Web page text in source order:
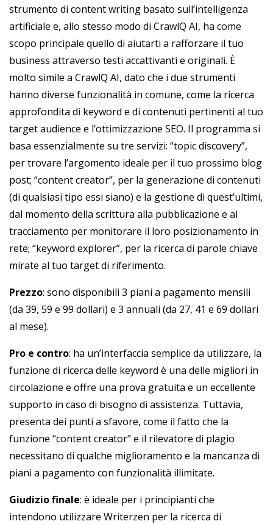
strumento di content writing basato sull’intelligenza
artificiale e, allo stesso modo di CrawlQ AI, ha come
scopo principale quello di aiutarti a rafforzare il tuo
business attraverso testi accattivanti e originali. È
molto simile a CrawlQ AI, dato che i due strumenti
hanno diverse funzionalità in comune, come la ricerca
approfondita di keyword e di contenuti pertinenti al tuo
target audience e l’ottimizzazione SEO. Il programma si
basa essenzialmente su tre servizi: “topic discovery”,
per trovare l’argomento ideale per il tuo prossimo blog
post; “content creator”, per la generazione di contenuti
(di qualsiasi tipo essi siano) e la gestione di quest’ultimi,
dal momento della scrittura alla pubblicazione e al
tracciamento per monitorare il loro posizionamento in
rete; “keyword explorer”, per la ricerca di parole chiave
mirate al tuo target di riferimento.
Prezzo: sono disponibili 3 piani a pagamento mensili
(da 39, 59 e 99 dollari) e 3 annuali (da 27, 41 e 69 dollari
al mese).
Pro e contro: ha un’interfaccia semplice da utilizzare, la
funzione di ricerca delle keyword è una delle migliori in
circolazione e offre una prova gratuita e un eccellente
supporto in caso di bisogno di assistenza. Tuttavia,
presenta dei punti a sfavore, come il fatto che la
funzione “content creator” e il rilevatore di plagio
necessitano di qualche miglioramento e la mancanza di
piani a pagamento con funzionalità illimitate.
Giudizio finale: è ideale per i principianti che
intendono utilizzare Writerzen per la ricerca di